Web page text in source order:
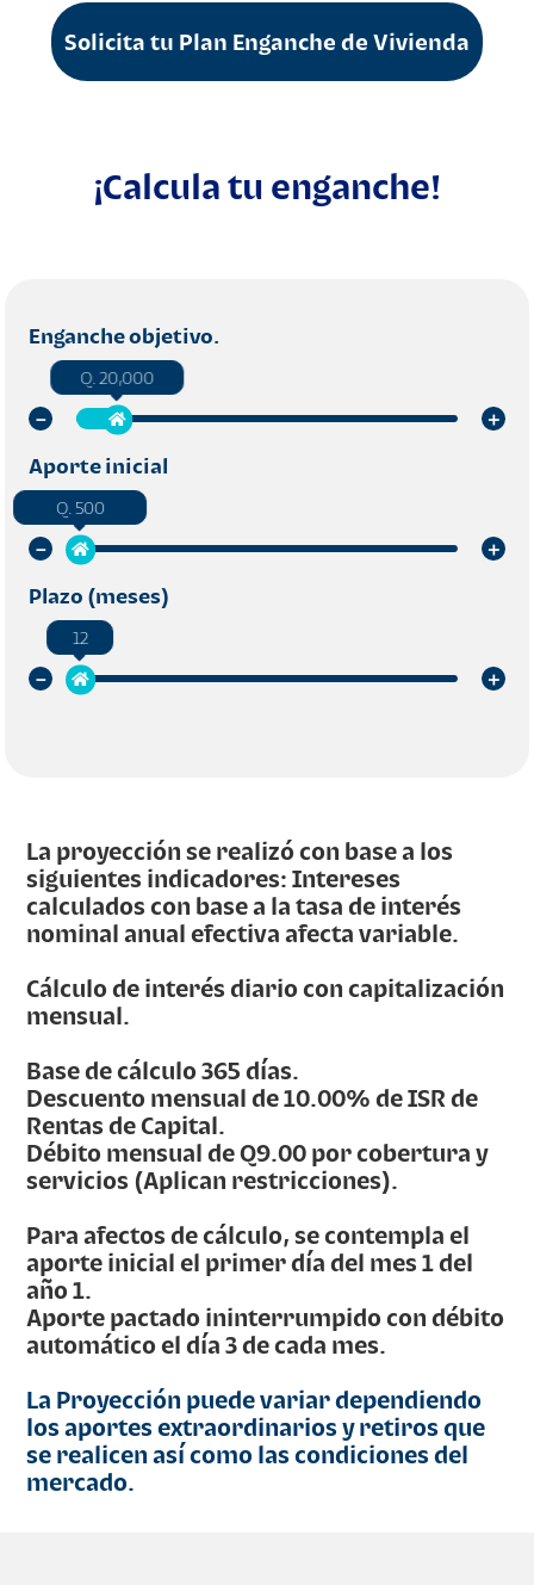
Solicita tu Plan Enganche de Vivienda
¡Calcula tu enganche!
Enganche objetivo.
Q. 20,000
Aporte inicial
Q. 500
Plazo (meses)
12
La proyección se realizó con base a los
siguientes indicadores: Intereses
calculados con base a la tasa de interés
nominal anual efectiva afecta variable.
Cálculo de interés diario con capitalización
mensual.
Base de cálculo 365 días.
Descuento mensual de 10.00% de ISR de
Rentas de Capital.
Débito mensual de Q9.00 por cobertura y
servicios (Aplican restricciones).
Para afectos de cálculo, se contempla el
aporte inicial el primer día del mes 1 del
año 1.
Aporte pactado ininterrumpido con débito
automático el día 3 de cada mes.
La Proyección puede variar dependiendo
los aportes extraordinarios y retiros que
se realicen así como las condiciones del
mercado.